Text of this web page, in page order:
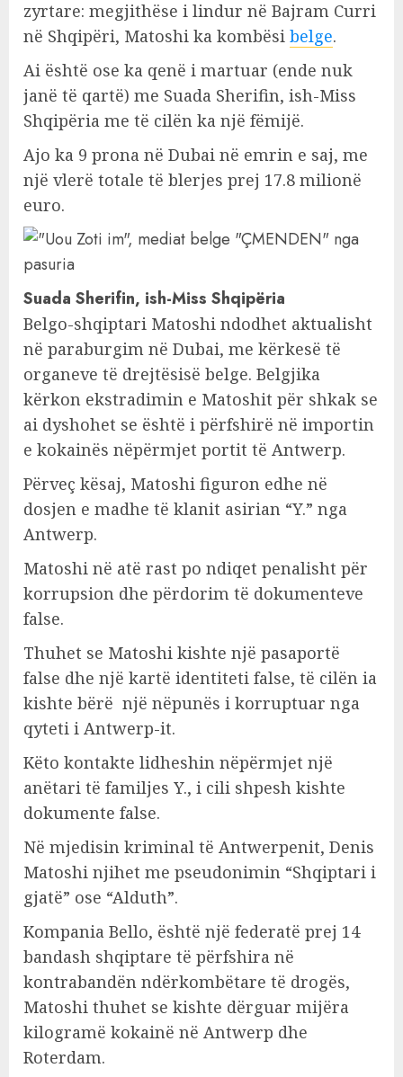
zyrtare: megjithëse i lindur në Bajram Curri
në Shqipëri, Matoshi ka kombësi belge.
Ai është ose ka qenë i martuar (ende nuk
janë të qartë) me Suada Sherifin, ish-Miss
Shqipëria me të cilën ka një fëmijë.
Ajo ka 9 prona në Dubai në emrin e saj, me
një vlerë totale të blerjes prej 17.8 milionë
euro.
Suada Sherifin, ish-Miss Shqipëria
Belgo-shqiptari Matoshi ndodhet aktualisht
në paraburgim në Dubai, me kërkesë të
organeve të drejtësisë belge. Belgjika
kërkon ekstradimin e Matoshit për shkak se
ai dyshohet se është i përfshirë në importin
e kokainës nëpërmjet portit të Antwerp.
Përveç kësaj, Matoshi figuron edhe në
dosjen e madhe të klanit asirian “Y.” nga
Antwerp.
Matoshi në atë rast po ndiqet penalisht për
korrupsion dhe përdorim të dokumenteve
false.
Thuhet se Matoshi kishte një pasaportë
false dhe një kartë identiteti false, të cilën ia
kishte bërë një nëpunës i korruptuar nga
qyteti i Antwerp-it.
Këto kontakte lidheshin nëpërmjet një
anëtari të familjes Y., i cili shpesh kishte
dokumente false.
Në mjedisin kriminal të Antwerpenit, Denis
Matoshi njihet me pseudonimin “Shqiptari i
gjatë” ose “Alduth”.
Kompania Bello, është një federatë prej 14
bandash shqiptare të përfshira në
kontrabandën ndërkombëtare të drogës,
Matoshi thuhet se kishte dërguar mijëra
kilogramë kokainë në Antwerp dhe
Roterdam.